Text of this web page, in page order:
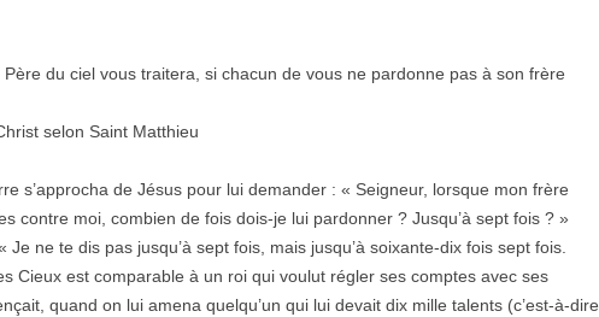
Père du ciel vous traitera, si chacun de vous ne pardonne pas à son frère
selon Saint Matthieu
s’approcha de Jésus pour lui demander : « Seigneur, lorsque mon frère
contre moi, combien de fois dois-je lui pardonner ? Jusqu’à sept fois ? »
Je ne te dis pas jusqu’à sept fois, mais jusqu’à soixante-dix fois sept fois.
Cieux est comparable à un roi qui voulut régler ses comptes avec ses
quand on lui amena quelqu’un qui lui devait dix mille talents (c’est-à-dire